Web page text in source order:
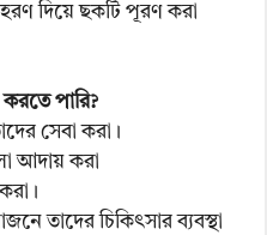
দিয়ে ছকটি পূরণ করা
পারি?
সেবা করা।
আদায় করা
তাদের চিকিৎসার ব্যবস্থা